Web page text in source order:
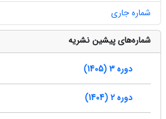
شماره جاری
شماره‌های پیشین نشریه
دوره 3 (1405)
دوره 2 (1404)